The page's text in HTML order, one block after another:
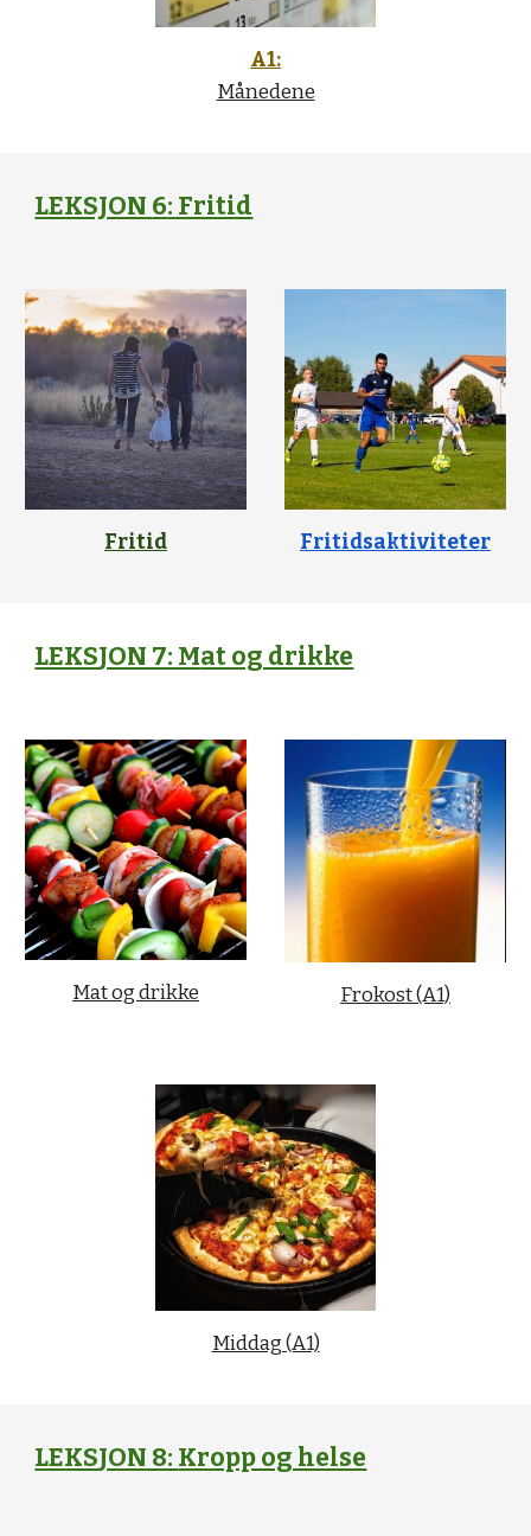
A1:
Månedene
LEKSJON 6: Fritid
Fritid Fritidsaktiviteter
LEKSJON 7: Mat og drikke
Mat og drikke Frokost (A1)
Middag (A1)
LEKSJON 8: Kropp og helse